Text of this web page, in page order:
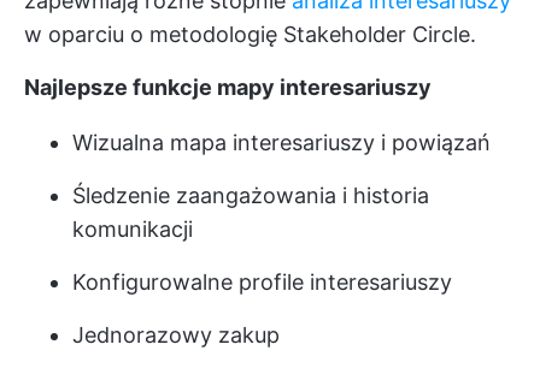
w oparciu o metodologię Stakeholder Circle.
Najlepsze funkcje mapy interesariuszy
Wizualna mapa interesariuszy i powiązań
Śledzenie zaangażowania i historia
komunikacji
Konfigurowalne profile interesariuszy
Jednorazowy zakup